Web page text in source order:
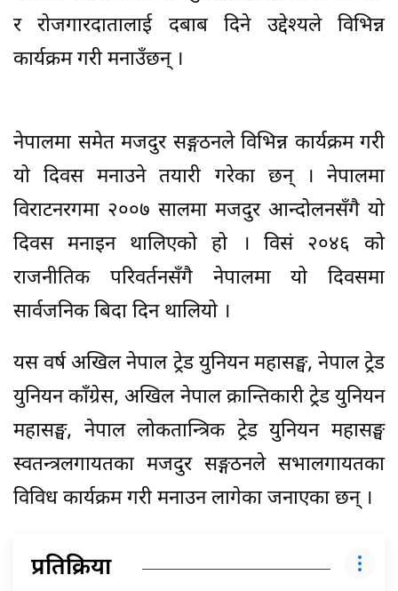
र रोजगारदातालाई दबाब दिने उद्देश्यले विभिन्न
कार्यक्रम गरी मनाउँछन् ।
नेपालमा समेत मजदुर सङ्गठनले विभिन्न कार्यक्रम गरी
यो दिवस मनाउने तयारी गरेका छन् । नेपालमा
विराटनरगमा २००७ सालमा मजदुर आन्दोलनसँगै यो
दिवस मनाइन थालिएको हो । विसं २०४६ को
राजनीतिक परिवर्तनसँगै नेपालमा यो दिवसमा
सार्वजनिक बिदा दिन थालियो ।
यस वर्ष अखिल नेपाल ट्रेड युनियन महासङ्घ, नेपाल ट्रेड
युनियन काँग्रेस, अखिल नेपाल क्रान्तिकारी ट्रेड युनियन
महासङ्घ, नेपाल लोकतान्त्रिक ट्रेड युनियन महासङ्घ
स्वतन्त्रलगायतका मजदुर सङ्गठनले सभालगायतका
विविध कार्यक्रम गरी मनाउन लागेका जनाएका छन् ।
प्रतिक्रिया